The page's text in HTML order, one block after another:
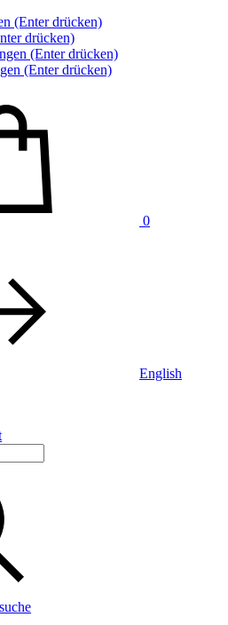
(Enter drücken)
drücken)
(Enter drücken)
(Enter drücken)
0
English